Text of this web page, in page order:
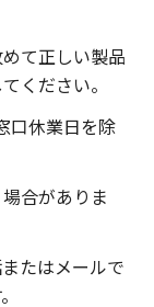
て正しい製品
ください。
口休業日を除
合がありま
たはメールで